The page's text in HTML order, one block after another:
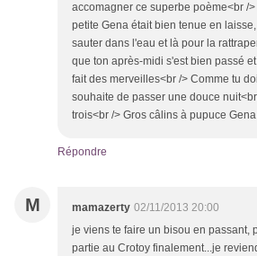
accomagner ce superbe poème<br /
petite Gena était bien tenue en
sauter dans l'eau et là pour la
que ton après-midi s'est bien passé
fait des merveilles<br /> Comme tu
souhaite de passer une douce
trois<br /> Gros câlins à pupuce Gena
Répondre
M mamazerty 02/11/2013 20:00
je viens te faire un bisou en passant,
partie au Crotoy finalement...je